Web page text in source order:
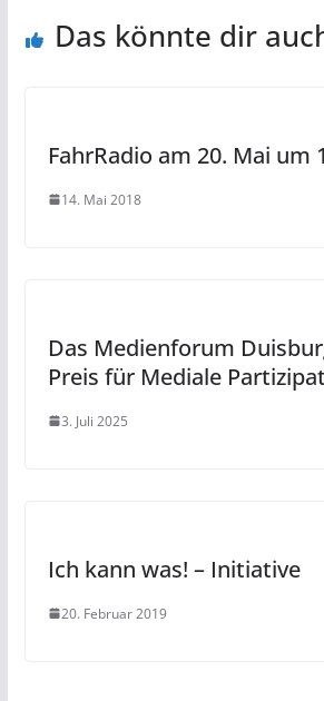
Das könnte dir
FahrRadio am 20. Mai um
14. Mai 2018
Das Medienforum
Preis für Mediale
3. Juli 2025
Ich kann was! – Initiative
20. Februar 2019